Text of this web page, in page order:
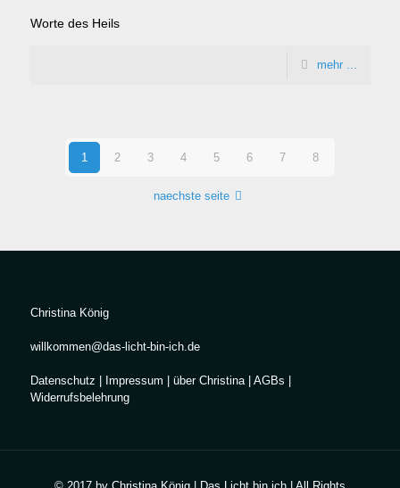
Worte des Heils
mehr ...
1 2 3 4 5 6 7 8
naechste seite
Christina König
willkommen@das-licht-bin-ich.de
Datenschutz Impressum über Christina| AGBs
Widerrufsbelehrung